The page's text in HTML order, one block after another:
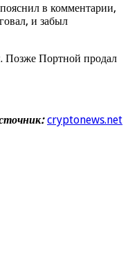
в комментарии,
и забыл
Позже Портной продал
cryptonews.net